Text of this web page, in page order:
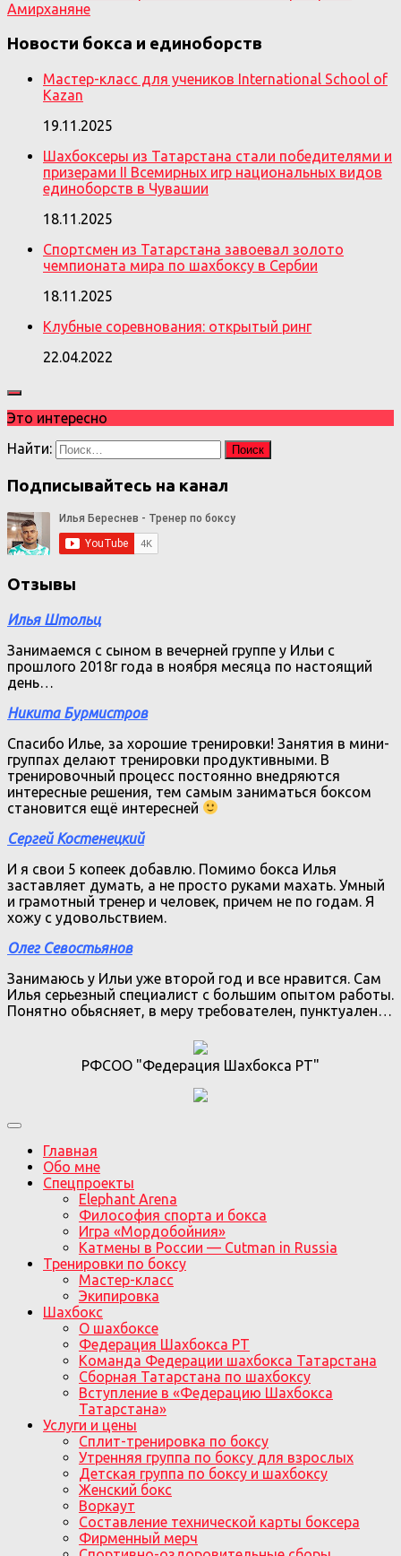
Новости бокса и единоборств
Мастер-класс для учеников International School of
Kazan
19.11.2025
Шахбоксеры из Татарстана стали победителями и
призерами II Всемирных игр национальных видов
единоборств в Чувашии
18.11.2025
Спортсмен из Татарстана завоевал золото
чемпионата мира по шахбоксу в Сербии
18.11.2025
Клубные соревнования: открытый ринг
22.04.2022
Это интересно
Найти:
Подписывайтесь на канал
Отзывы
Илья Штольц
Занимаемся с сыном в вечерней группе у Ильи с
прошлого 2018г года в ноября месяца по настоящий
день…
Никита Бурмистров
Спасибо Илье, за хорошие тренировки! Занятия в мини-
группах делают тренировки продуктивными. В
тренировочный процесс постоянно внедряются
интересные решения, тем самым заниматься боксом
становится ещё интересней
Сергей Костенецкий
И я свои 5 копеек добавлю. Помимо бокса Илья
заставляет думать, а не просто руками махать. Умный
и грамотный тренер и человек, причем не по годам. Я
хожу с удовольствием.
Олег Севостьянов
Занимаюсь у Ильи уже второй год и все нравится. Сам
Илья серьезный специалист с большим опытом работы.
Понятно обьясняет, в меру требователен, пунктуален…
РФСОО "Федерация Шахбокса РТ"
Главная
Обо мне
Спецпроекты
Elephant Arena
Философия спорта и бокса
Игра «Мордобойния»
Катмены в России — Cutman in Russia
Тренировки по боксу
Мастер-класс
Экипировка
Шахбокс
О шахбоксе
Федерация Шахбокса РТ
Команда Федерации шахбокса Татарстана
Сборная Татарстана по шахбоксу
Вступление в «Федерацию Шахбокса
Татарстана»
Услуги и цены
Сплит-тренировка по боксу
Утренняя группа по боксу для взрослых
Детская группа по боксу и шахбоксу
Женский бокс
Воркаут
Составление технической карты боксера
Фирменный мерч